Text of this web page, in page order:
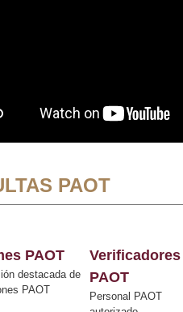
PAOT
PAOT
destacada de
PAOT
Verificadores
PAOT
Personal PAOT